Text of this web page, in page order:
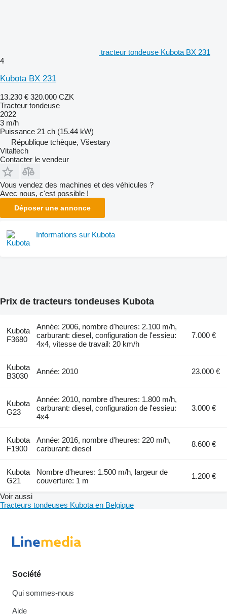
tracteur tondeuse Kubota BX 231
4
Kubota BX 231
13.230 € 320.000 CZK
Tracteur tondeuse
2022
3 m/h
Puissance 21 ch (15.44 kW)
République tchèque, Všestary
Vitaltech
Contacter le vendeur
Vous vendez des machines et des véhicules ?
Avec nous, c'est possible !
Déposer une annonce
Informations sur Kubota
Prix de tracteurs tondeuses Kubota
Kubota
F3680
Année: 2006, nombre d'heures: 2.100 m/h,
carburant: diesel, configuration de l'essieu:
4x4, vitesse de travail: 20 km/h
7.000 €
Kubota
B3030
Année: 2010 23.000 €
Kubota
G23
Année: 2010, nombre d'heures: 1.800 m/h,
carburant: diesel, configuration de l'essieu:
4x4
3.000 €
Kubota
F1900
Année: 2016, nombre d'heures: 220 m/h,
carburant: diesel
8.600 €
Kubota
G21
Nombre d'heures: 1.500 m/h, largeur de
couverture: 1 m
1.200 €
Voir aussi
Tracteurs tondeuses Kubota en Belgique
Société
Qui sommes-nous
Aide